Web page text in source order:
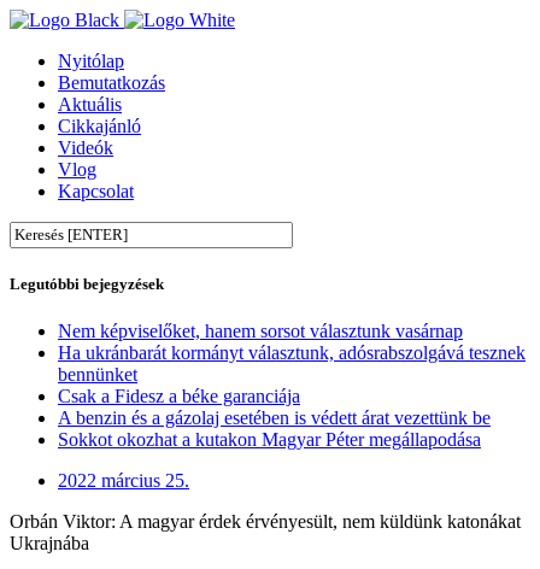
Nyitólap
Bemutatkozás
Aktuális
Cikkajánló
Videók
Vlog
Kapcsolat
Legutóbbi bejegyzések
Nem képviselőket, hanem sorsot választunk vasárnap
Ha ukránbarát kormányt választunk, adósrabszolgává tesznek
bennünket
Csak a Fidesz a béke garanciája
A benzin és a gázolaj esetében is védett árat vezettünk be
Sokkot okozhat a kutakon Magyar Péter megállapodása
2022 március 25.
Orbán Viktor: A magyar érdek érvényesült, nem küldünk katonákat
Ukrajnába